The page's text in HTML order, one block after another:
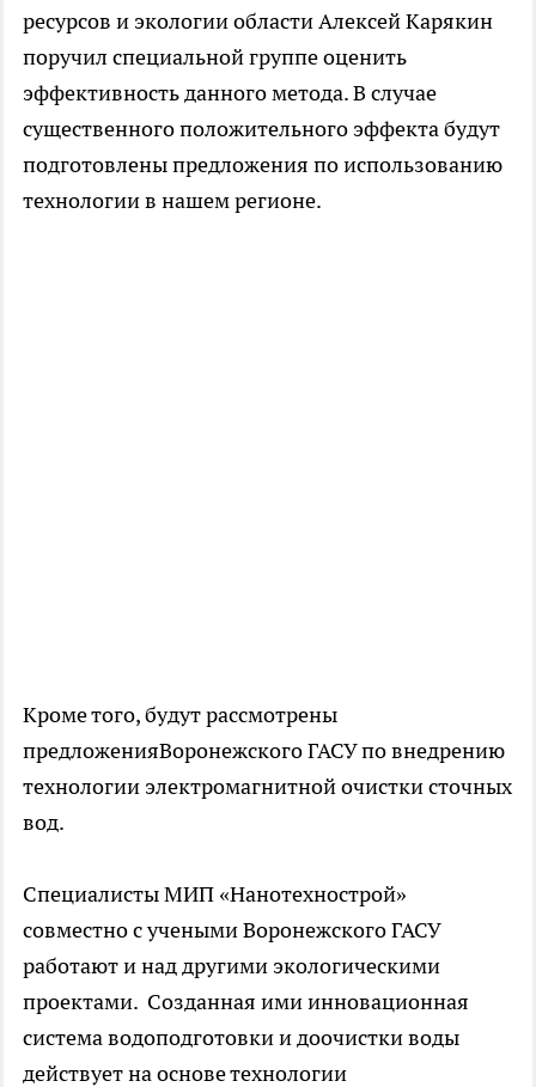
ресурсов и экологии области Алексей Карякин
поручил специальной группе оценить
эффективность данного метода. В случае
существенного положительного эффекта будут
подготовлены предложения по использованию
технологии в нашем регионе.
Кроме того, будут рассмотрены
предложенияВоронежского ГАСУ по внедрению
технологии электромагнитной очистки сточных
вод.
Специалисты МИП «Нанотехнострой»
совместно с учеными Воронежского ГАСУ
работают и над другими экологическими
проектами. Созданная ими инновационная
система водоподготовки и доочистки воды
действует на основе технологии